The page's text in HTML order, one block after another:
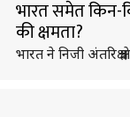
भारत समेत किन-
की क्षमता?
भारत ने निजी अंतरिक्ष